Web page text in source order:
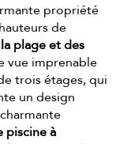
propriété
de
plage et des
vue imprenable
trois étages, qui
un design
piscine à